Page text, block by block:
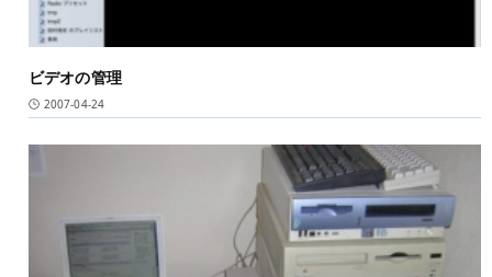
ビデオの管理
2007-04-24